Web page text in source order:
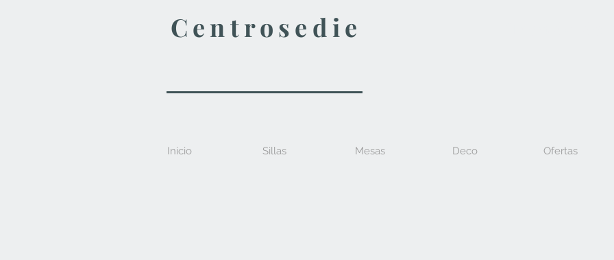
Centrosedie
Inicio Sillas Mesas Deco Ofertas